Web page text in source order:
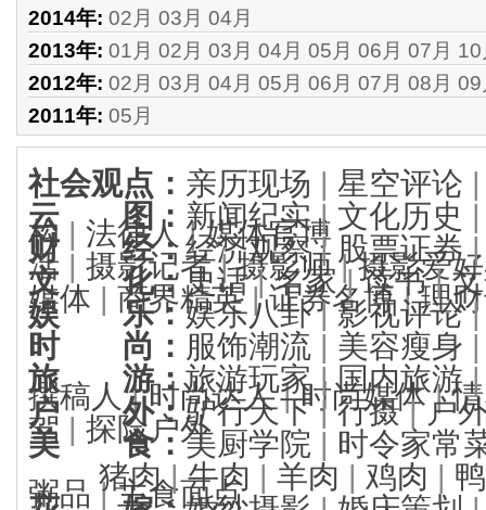
2014年: 02月 03月 04月
2013年: 01月 02月 03月 04月 05月 06月 07月 10
2012年: 02月 03月 04月 05月 06月 07月 08月 09
2011年: 05月
社会观点 ： 亲历现场 | 星空评论
构 | 法律人 |媒体官博
云 图 ： 新闻纪实| 文化历史
活 | 摄影记者|摄影师|摄影爱
财 经：经济观察| 股票证券
媒体 | 商界精英|证券名博|理
文 化：史话|名家|读书|
娱 乐：娱乐八卦|影视评论
时 尚 ： 服饰潮流 | 美容瘦身
撰稿人 |时尚达人|时尚媒体|
旅 游：旅游玩家|国内旅游
驾 | 探险户外
户 外：驴行天下|行摄| 户
美 食：美厨学院 | 时令家常
粥品 |主食面点
猪肉|牛肉 | 羊肉 | 鸡肉 |